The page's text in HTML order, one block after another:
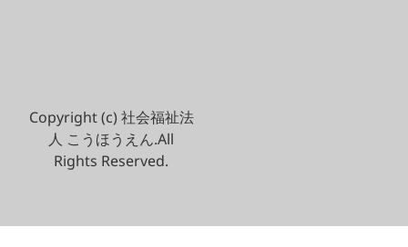
Copyright (c) 社会福祉法
人 こうほうえん.All
Rights Reserved.